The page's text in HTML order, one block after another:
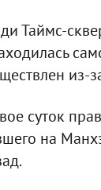
Таймс-
суток
на